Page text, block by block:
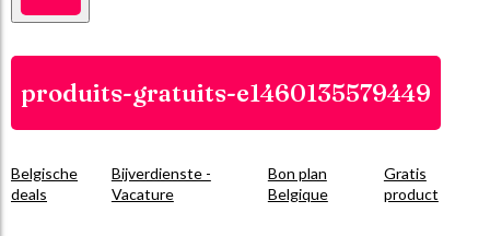
produits-gratuits-e1460135579449
Belgische
deals
Bijverdienste -
Vacature
Bon plan
Belgique
Gratis
product